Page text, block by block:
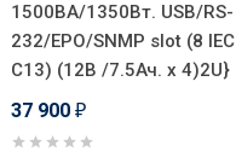
1500ВА/1350Вт. USB/RS-
232/EPO/SNMP slot (8 IEC
С13) (12В /7.5Ач. х 4)2U}
37 900 ₽